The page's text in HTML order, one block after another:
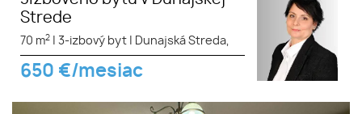
Strede
70 m2 3-izbový byt Dunajská Streda,
650 €/mesiac